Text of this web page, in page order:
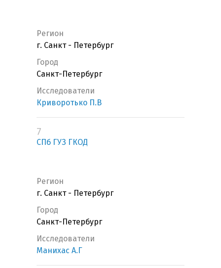
Регион
г. Санкт - Петербург
Город
Санкт-Петербург
Исследователи
Криворотько П.В
7
СПб ГУЗ ГКОД
Регион
г. Санкт - Петербург
Город
Санкт-Петербург
Исследователи
Манихас А.Г